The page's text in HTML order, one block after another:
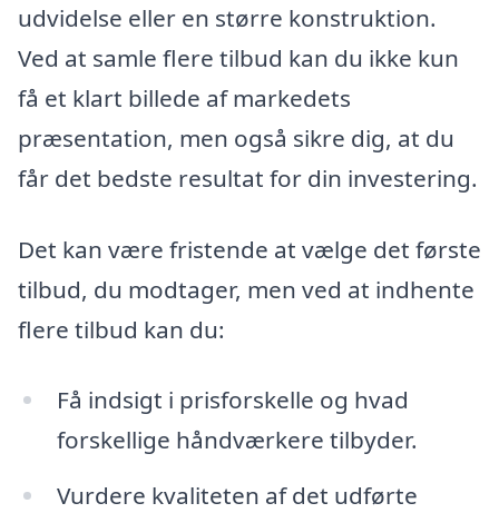
udvidelse eller en større konstruktion.
Ved at samle flere tilbud kan du ikke kun
få et klart billede af markedets
præsentation, men også sikre dig, at du
får det bedste resultat for din investering.
Det kan være fristende at vælge det første
tilbud, du modtager, men ved at indhente
flere tilbud kan du:
Få indsigt i prisforskelle og hvad
forskellige håndværkere tilbyder.
Vurdere kvaliteten af det udførte